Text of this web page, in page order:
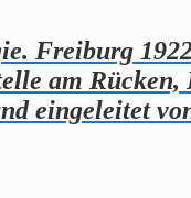
Freiburg
am Rücken,
eingeleitet